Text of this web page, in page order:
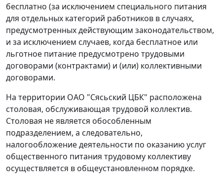
бесплатно (за исключением специального питания
для отдельных категорий работников в случаях,
предусмотренных действующим законодательством,
и за исключением случаев, когда бесплатное или
льготное питание предусмотрено трудовыми
договорами (контрактами) и (или) коллективными
договорами.
На территории ОАО "Сясьский ЦБК" расположена
столовая, обслуживающая трудовой коллектив.
Столовая не является обособленным
подразделением, а следовательно,
налогообложение деятельности по оказанию услуг
общественного питания трудовому коллективу
осуществляется в общеустановленном порядке.